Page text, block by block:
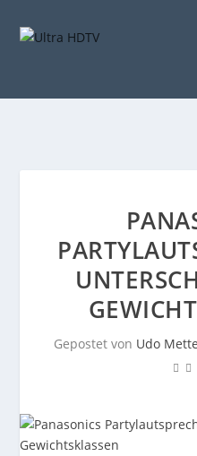
Gepostet von Udo